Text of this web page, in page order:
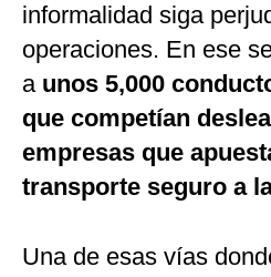
informalidad siga
operaciones. En ese
a unos 5,000
que competían
empresas que
transporte seguro a
Una de esas vías